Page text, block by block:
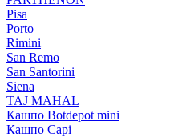
Pisa
Porto
Rimini
San Remo
San Santorini
Siena
TAJ MAHAL
Кашпо Botdepot mini
Кашпо Capi